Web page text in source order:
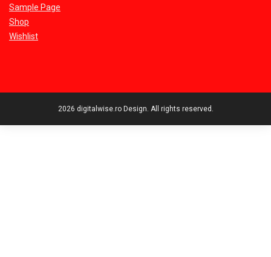
Sample Page
Shop
Wishlist
2026 digitalwise.ro Design. All rights reserved.